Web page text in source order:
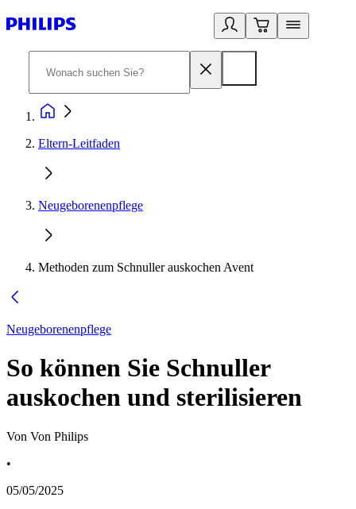
Eltern-Leitfaden
Neugeborenenpflege
Methoden zum Schnuller auskochen Avent
Neugeborenenpflege
So können Sie Schnuller
auskochen und sterilisieren
Von Von Philips
•
05/05/2025